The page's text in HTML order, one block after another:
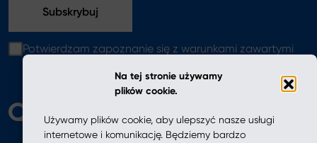
Na tej stronie używamy
plików cookie.
Używamy plików cookie, aby ulepszyć nasze usługi
internetowe i komunikację. Będziemy bardzo
Potwierdzam zapoznanie się z warunkami zawartymi